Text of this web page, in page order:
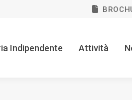
Indipendente Attività